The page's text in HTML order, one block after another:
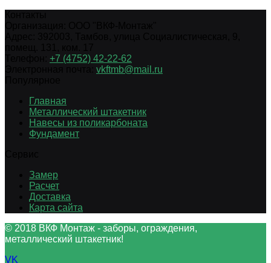
+7 (4752) 42-22-62
vkftmb@mail.ru
Главная
Металлический штакетник
Навесы из поликарбоната
Фундамент
Замер
Расчет
Доставка
Карта сайта
© 2018 ВКФ Монтаж - заборы, ограждения,
металлический штакетник!
VK